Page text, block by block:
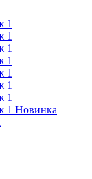
Новинка